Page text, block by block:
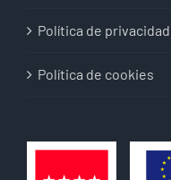
Política de privacidad
Política de cookies